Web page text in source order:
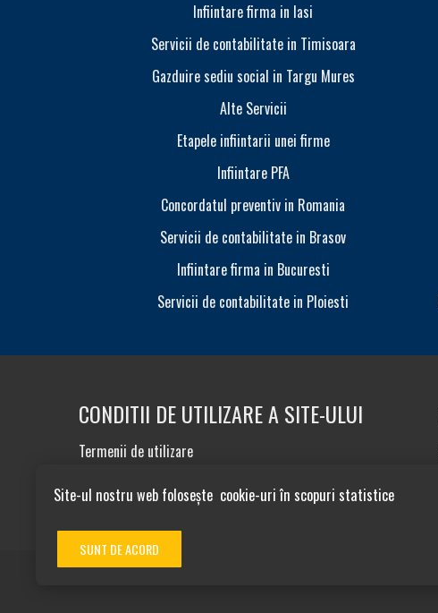
Site-ul nostru web folosește cookie-uri în scopuri statistice
SUNT DE ACORD
Infiintare firma in Iasi
Servicii de contabilitate in Timisoara
Gazduire sediu social in Targu Mures
Alte Servicii
Etapele infiintarii unei firme
Infiintare PFA
Concordatul preventiv in Romania
Servicii de contabilitate in Brasov
Infiintare firma in Bucuresti
Servicii de contabilitate in Ploiesti
CONDITII DE UTILIZARE A SITE-ULUI
Termenii de utilizare
Sitemap